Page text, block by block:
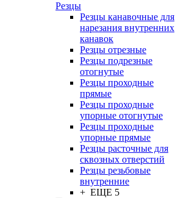
Резцы
Резцы канавочные для
нарезания внутренних
канавок
Резцы отрезные
Резцы подрезные
отогнутые
Резцы проходные
прямые
Резцы проходные
упорные отогнутые
Резцы проходные
упорные прямые
Резцы расточные для
сквозных отверстий
Резцы резьбовые
внутренние
+ ЕЩЕ 5